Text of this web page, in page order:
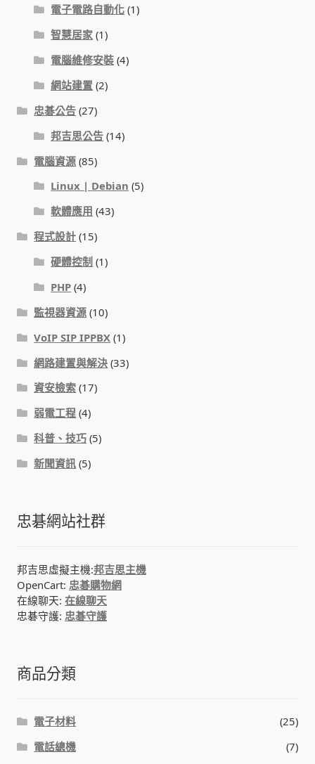
IP-PBX 租賃 借測 (雲端總機)
通航國際(Tonnet)
DCS 數位通訊系統
NEC SL2100 電話總機 數位IP通訊系統
安立達(Aristel)
網路型門口視訊對講機
門禁安全控制
電梯樓層刷卡管制
停車場、社區大樓 車道管制系統
風速傳感器+PLC自動控制
電子鎖 凱特安Kwikset
電子模組電路模塊
租屋維修、租屋安全
電子電路自動化 (1)
智慧居家 (1)
電腦維修安裝 (4)
網站建置 (2)
忠碁公告 (27)
邦吉思公告 (14)
電腦資源 (85)
Linux | Debian (5)
軟體應用 (43)
程式設計 (15)
硬體控制 (1)
PHP (4)
監視器資源 (10)
VoIP SIP IPPBX (1)
網路建置與解決 (33)
資安檢索 (17)
弱電工程 (4)
科普、技巧 (5)
新聞資訊 (5)
忠碁網站社群
邦吉思虛擬主機:邦吉思主機
OpenCart:忠碁購物網
在線聊天:在線聊天
忠碁守護:忠碁守護
商品分類
電子材料
(25)
電話總機
(7)